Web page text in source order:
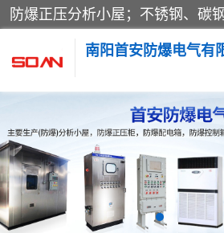
南阳首安防爆电气有
防爆小屋 防
防爆空调 防
防爆控制箱 防